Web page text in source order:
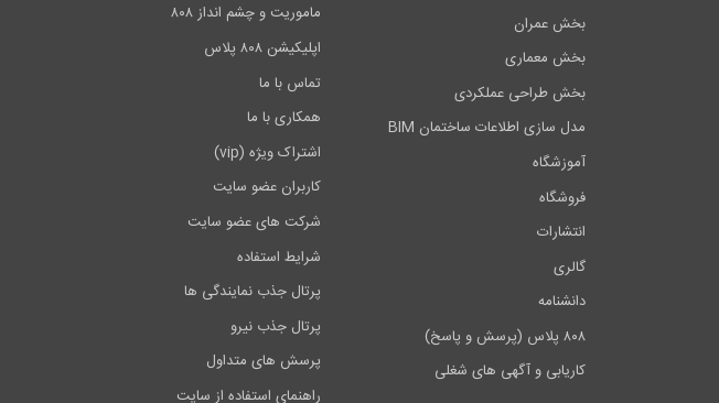
ماموریت و چشم انداز ۸۰۸
اپلیکیشن ۸۰۸ پلاس
تماس با ما
همکاری با ما
اشتراک ویژه (vip)
کاربران عضو سایت
شرکت های عضو سایت
شرایط استفاده
پرتال جذب نمایندگی ها
پرتال جذب نیرو
پرسش های متداول
راهنمای استفاده از سایت
بخش عمران
بخش معماری
بخش طراحی عملکردی
مدل سازی اطلاعات ساختمان BIM
آموزشگاه
فروشگاه
انتشارات
گالری
دانشنامه
۸۰۸ پلاس (پرسش و پاسخ)
کاریابی و آگهی های شغلی